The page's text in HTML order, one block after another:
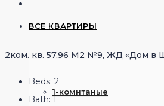
ВСЕ КВАРТИРЫ
1-комнтаные
2ком. кв. 57,96 М2 №9, ЖД «Дом в
Beds: 2
Bath: 1